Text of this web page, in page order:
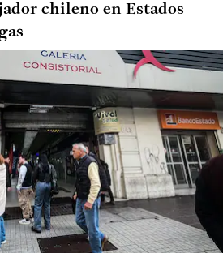
chileno en Estados